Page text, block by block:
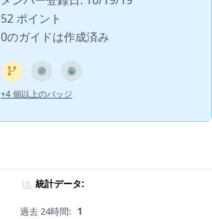
52 ポイント
0のガイドは作成済み
+4 個以上のバッジ
統計データ:
過去 24時間: 1